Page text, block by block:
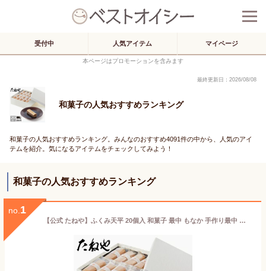
受付中 人気アイテム マイページ
本ページはプロモーションを含みます
最終更新日：2026/08/08
和菓子の人気おすすめランキング
和菓子の人気おすすめランキング。みんなのおすすめ4091件の中から、人気のアイ
テムを紹介。気になるアイテムをチェックしてみよう！
和菓子の人気おすすめランキング
no. 1
【公式 たねや】ふくみ天平 20個入 和菓子 最中 もなか 手作り最中 お歳暮 お年賀 お中元 御中元 母の日 父の日 敬老の日 お菓子 和菓子